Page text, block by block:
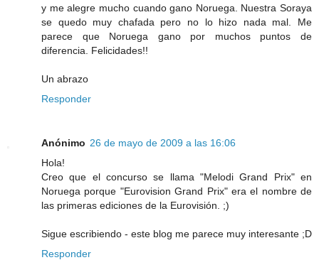
y me alegre mucho cuando gano Noruega. Nuestra Soraya
se quedo muy chafada pero no lo hizo nada mal. Me
parece que Noruega gano por muchos puntos de
diferencia. Felicidades!!
Un abrazo
Responder
Anónimo 26 de mayo de 2009 a las 16:06
Hola!
Creo que el concurso se llama "Melodi Grand Prix" en
Noruega porque "Eurovision Grand Prix" era el nombre de
las primeras ediciones de la Eurovisión. ;)
Sigue escribiendo - este blog me parece muy interesante ;D
Responder